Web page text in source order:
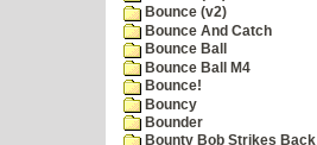
Bounce (v2)
Bounce And Catch
Bounce Ball
Bounce Ball M4
Bounce!
Bouncy
Bounder
Bounty Bob Strikes